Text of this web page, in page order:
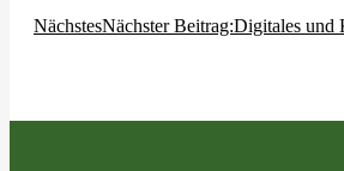
NächstesNächster Beitrag:Digitales und